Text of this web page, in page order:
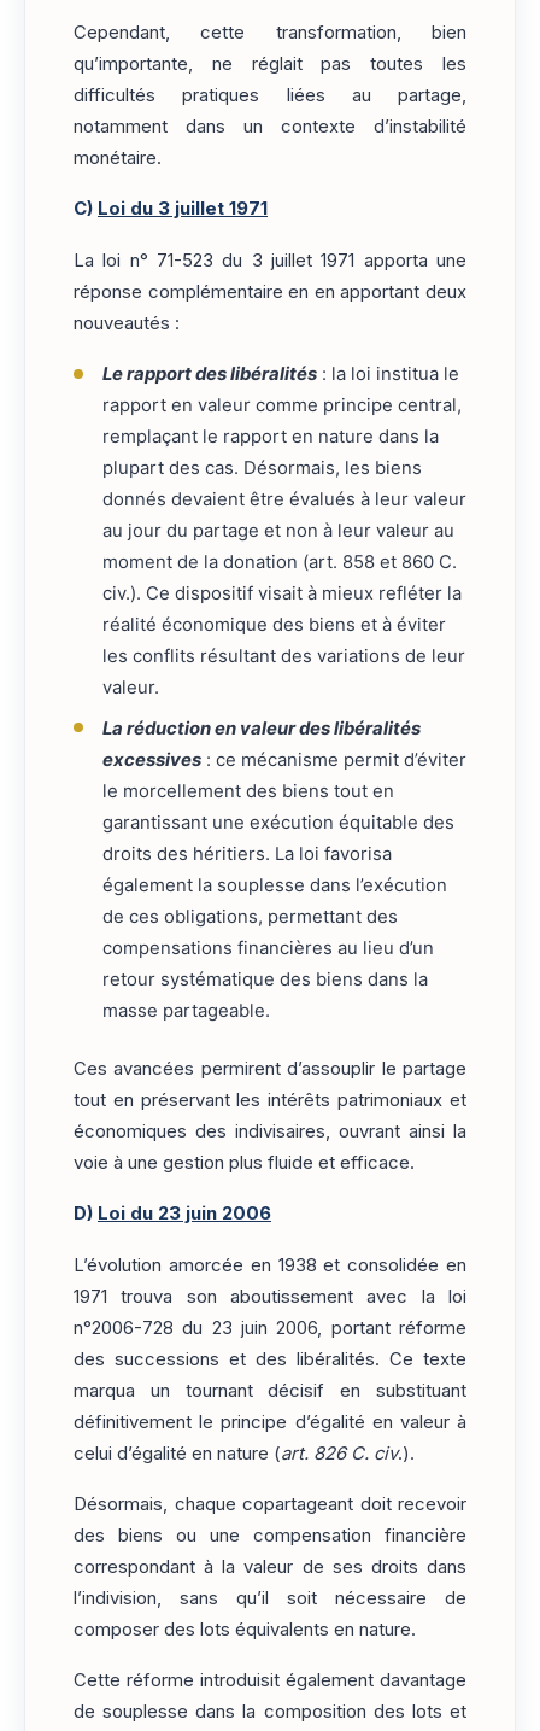
Cependant, cette transformation, bien
qu’importante, ne réglait pas toutes les
difficultés pratiques liées au partage,
notamment dans un contexte d’instabilité
monétaire.
C) Loi du 3 juillet 1971
La loi n° 71-523 du 3 juillet 1971 apporta une
réponse complémentaire en en apportant deux
nouveautés :
Le rapport des libéralités: la loi institua le
rapport en valeur comme principe central,
remplaçant le rapport en nature dans la
plupart des cas. Désormais, les biens
donnés devaient être évalués à leur valeur
au jour du partage et non à leur valeur au
moment de la donation (art. 858 et 860 C.
civ.). Ce dispositif visait à mieux refléter la
réalité économique des biens et à éviter
les conflits résultant des variations de leur
valeur.
La réduction en valeur des libéralités
excessives: ce mécanisme permit d’éviter
le morcellement des biens tout en
garantissant une exécution équitable des
droits des héritiers. La loi favorisa
également la souplesse dans l’exécution
de ces obligations, permettant des
compensations financières au lieu d’un
retour systématique des biens dans la
masse partageable.
Ces avancées permirent d’assouplir le partage
tout en préservant les intérêts patrimoniaux et
économiques des indivisaires, ouvrant ainsi la
voie à une gestion plus fluide et efficace.
D) Loi du 23 juin 2006
L’évolution amorcée en 1938 et consolidée en
1971 trouva son aboutissement avec la loi
n°2006-728 du 23 juin 2006, portant réforme
des successions et des libéralités. Ce texte
marqua un tournant décisif en substituant
définitivement le principe d’égalité en valeur à
celui d’égalité en nature (art. 826 C. civ.).
Désormais, chaque copartageant doit recevoir
des biens ou une compensation financière
correspondant à la valeur de ses droits dans
l’indivision, sans qu’il soit nécessaire de
composer des lots équivalents en nature.
Cette réforme introduisit également davantage
de souplesse dans la composition des lots et